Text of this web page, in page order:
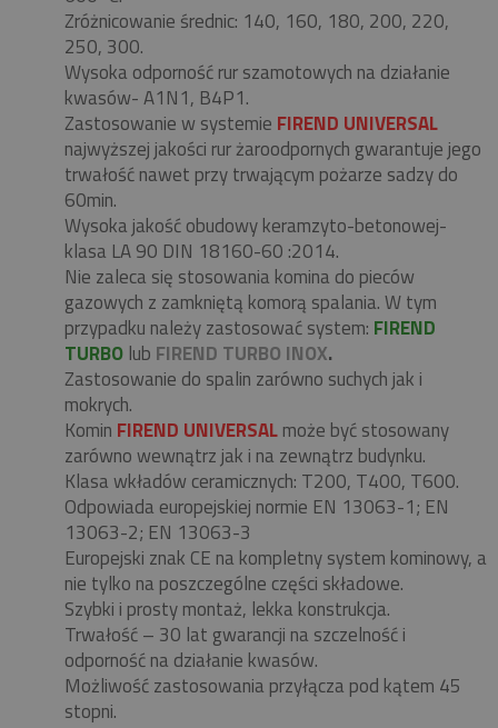
Zróżnicowanie średnic: 140, 160, 180, 200, 220,
250, 300.
Wysoka odporność rur szamotowych na działanie
kwasów- A1N1, B4P1.
Zastosowanie w systemie FIREND UNIVERSAL
najwyższej jakości rur żaroodpornych gwarantuje jego
trwałość nawet przy trwającym pożarze sadzy do
60min.
Wysoka jakość obudowy keramzyto-betonowej-
klasa LA 90 DIN 18160-60 :2014.
Nie zaleca się stosowania komina do pieców
gazowych z zamkniętą komorą spalania. W tym
przypadku należy zastosować system: FIREND
TURBO lub FIREND TURBO INOX.
Zastosowanie do spalin zarówno suchych jak i
mokrych.
Komin FIREND UNIVERSALmoże być stosowany
zarówno wewnątrz jak i na zewnątrz budynku.
Klasa wkładów ceramicznych: T200, T400, T600.
Odpowiada europejskiej normie EN 13063-1; EN
13063-2; EN 13063-3
Europejski znak CE na kompletny system kominowy, a
nie tylko na poszczególne części składowe.
Szybki i prosty montaż, lekka konstrukcja.
Trwałość – 30 lat gwarancji na szczelność i
odporność na działanie kwasów.
Możliwość zastosowania przyłącza pod kątem 45
stopni.